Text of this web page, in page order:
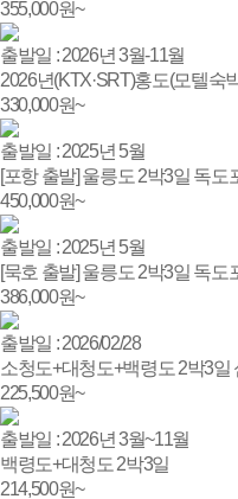
355,000원~
출발일 : 2026년 3월-11월
2026년(KTX·SRT)홍도(모텔숙
330,000원~
출발일 : 2025년 5월
[포항 출발] 울릉도 2박3일 독도
450,000원~
출발일 : 2025년 5월
[묵호 출발] 울릉도 2박3일 독도
386,000원~
출발일 : 2026/02/28
소청도+대청도+백령도 2박3일
225,500원~
출발일 : 2026년 3월~11월
백령도+대청도 2박3일
214,500원~